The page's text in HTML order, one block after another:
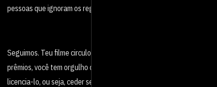
pessoas que ignoram os regulamentos!
Seguimos. Teu filme circulou por vários festivais e ganhou alguns
prêmios, você tem orgulho dele e está muito feliz. Considere
licencia-lo, ou seja, ceder seu material para algum canal de TV ou